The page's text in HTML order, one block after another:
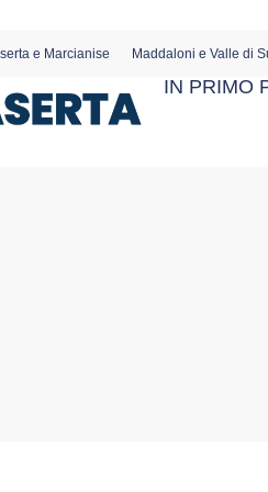
e Marcianise Maddaloni e Valle di
IN PRIMO